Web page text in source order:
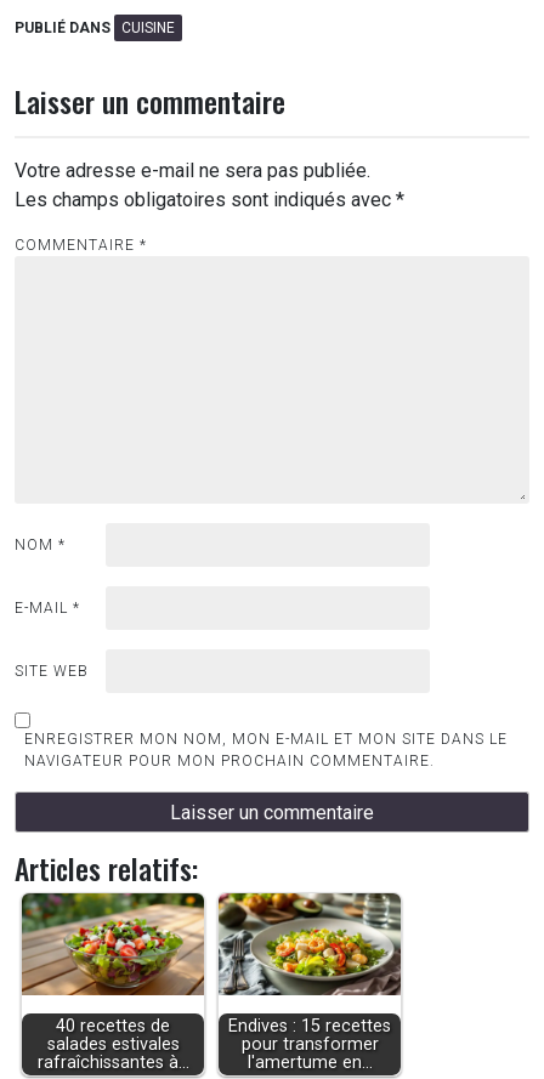
PUBLIÉ DANS CUISINE
Laisser un commentaire
Votre adresse e-mail ne sera pas publiée.
Les champs obligatoires sont indiqués avec *
COMMENTAIRE *
NOM *
E-MAIL *
SITE WEB
ENREGISTRER MON NOM, MON E-MAIL ET MON SITE DANS LE
NAVIGATEUR POUR MON PROCHAIN COMMENTAIRE.
Articles relatifs:
40 recettes de
salades estivales
rafraîchissantes à…
Endives : 15 recettes
pour transformer
l'amertume en…